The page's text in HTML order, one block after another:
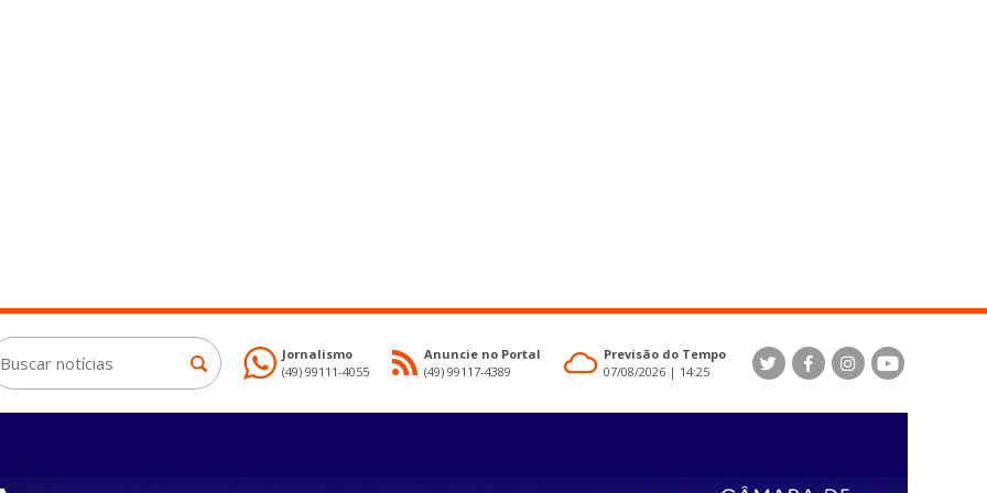
Jornalismo
(49) 99111-4055
Anuncie no Portal
(49) 99117-4389
Previsão do Tempo
07/08/2026 | 14:25